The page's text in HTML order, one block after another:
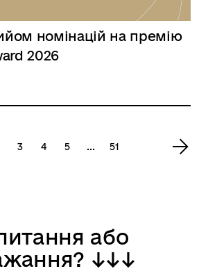
номінацій на премію
2026
3 4 5 ... 51
або
↓↓↓